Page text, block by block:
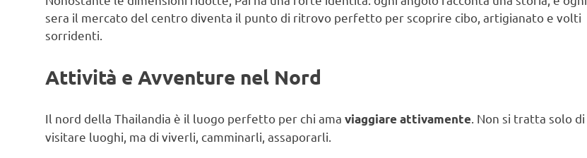
sera il mercato del centro diventa il punto di ritrovo perfetto per scoprire cibo, artigianato e volti
sorridenti.
Attività e Avventure nel Nord
Il nord della Thailandia è il luogo perfetto per chi ama viaggiare attivamente. Non si tratta solo di
visitare luoghi, ma di viverli, camminarli, assaporarli.